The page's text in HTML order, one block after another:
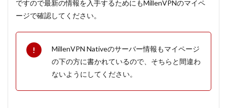
ですので最新の情報を入手するためにもMillenVPNのマイペ
ージで確認してください。
MillenVPN Nativeのサーバー情報もマイページ
の下の方に書かれているので、そちらと間違わ
ないようにしてください。